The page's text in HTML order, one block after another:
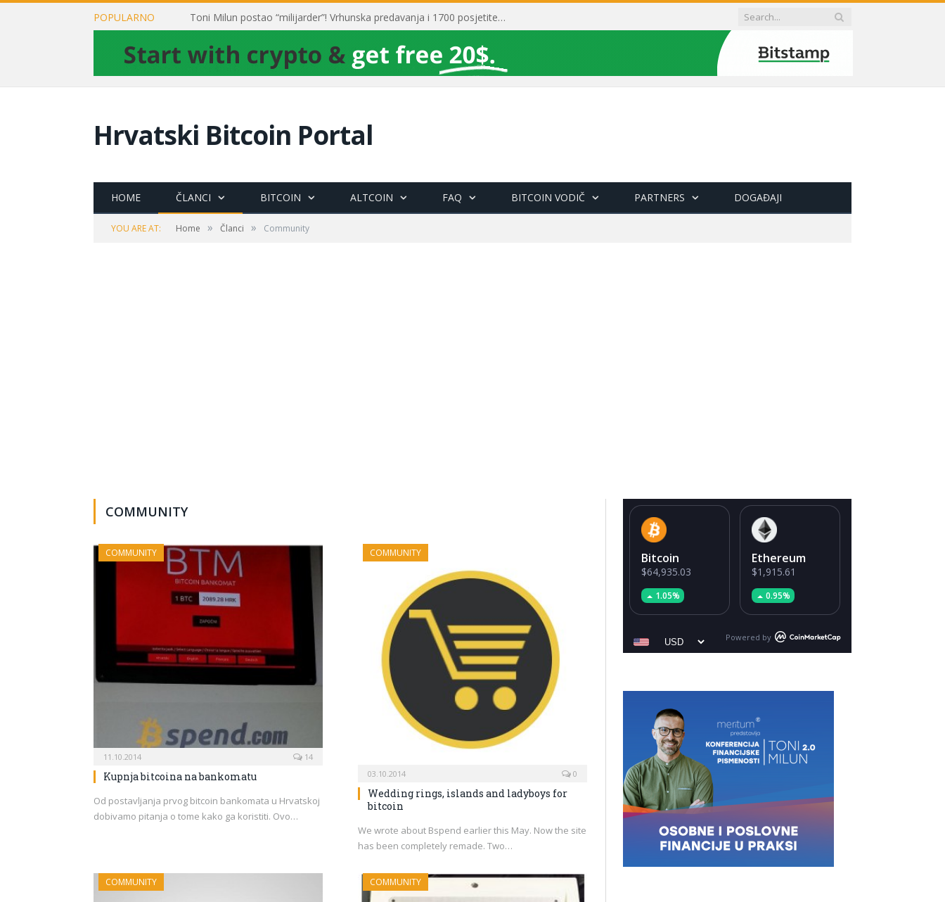
POPULARNO Toni Milun postao “milijarder”! Vrhunska predavanja i 1700 posjetitelja obilježili su mjesec financijske pismenosti
Hrvatski Bitcoin Portal
HOME ČLANCI BITCOIN ALTCOIN FAQ BITCOIN VODIČ PARTNERS DOGAĐAJI
YOU ARE AT: Home » Članci » Community
COMMUNITY
COMMUNITY
11.10.2014 14
Kupnja bitcoina na bankomatu
Od postavljanja prvog bitcoin bankomata u Hrvatskoj
dobivamo pitanja o tome kako ga koristiti. Ovo…
COMMUNITY
03.10.2014 0
Wedding rings, islands and ladyboys for
bitcoin
We wrote about Bspend earlier this May. Now the site
has been completely remade. Two…
COMMUNITY COMMUNITY
Bitcoin
$64,935.03
1.05%
Ethereum
$1,915.61
0.95%
Powered by